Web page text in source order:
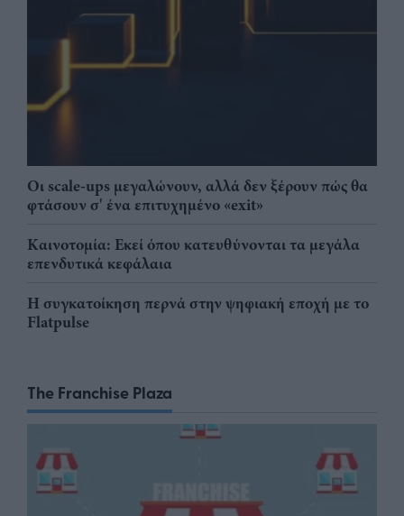
Οι scale-ups μεγαλώνουν, αλλά δεν ξέρουν πώς θα
φτάσουν σ' ένα επιτυχημένο «exit»
Καινοτομία: Εκεί όπου κατευθύνονται τα μεγάλα
επενδυτικά κεφάλαια
Η συγκατοίκηση περνά στην ψηφιακή εποχή με το
Flatpulse
The Franchise Plaza